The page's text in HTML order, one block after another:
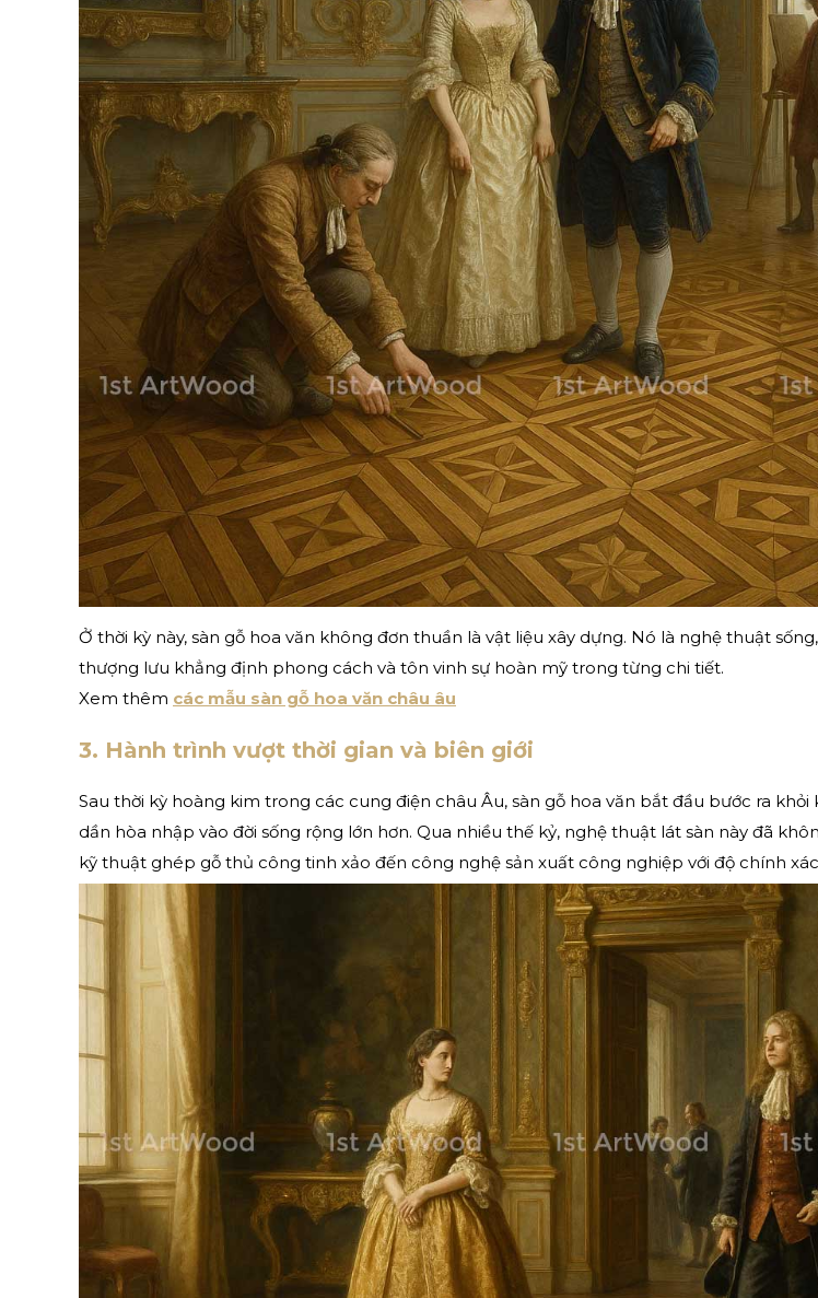
Ở thời kỳ này, sàn gỗ hoa văn không đơn thuần là vật liệu xây dựng. Nó là nghệ thuật
thượng lưu khẳng định phong cách và tôn vinh sự hoàn mỹ trong từng chi tiết.
Xem thêm các mẫu sàn gỗ hoa văn châu âu
3. Hành trình vượt thời gian và biên giới
Sau thời kỳ hoàng kim trong các cung điện châu Âu, sàn gỗ hoa văn bắt đầu bước ra
dần hòa nhập vào đời sống rộng lớn hơn. Qua nhiều thế kỷ, nghệ thuật lát sàn này đã
kỹ thuật ghép gỗ thủ công tinh xảo đến công nghệ sản xuất công nghiệp với độ chính